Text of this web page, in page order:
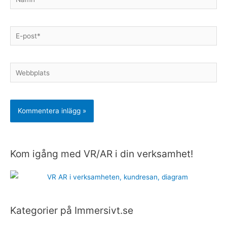
E-
post*
Webbplats
Kom igång med VR/AR i din verksamhet!
Kategorier på Immersivt.se
K
t
g